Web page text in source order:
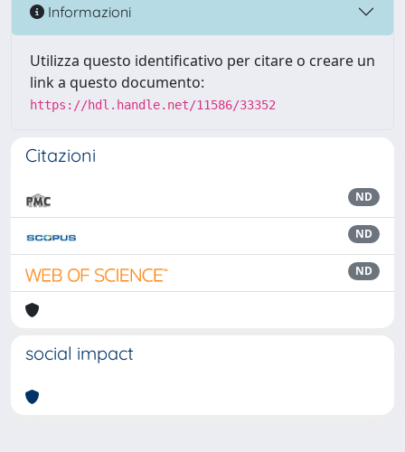
Informazioni
Utilizza questo identificativo per citare o creare un
link a questo documento:
https://hdl.handle.net/11586/33352
Citazioni
ND
ND
ND
social impact